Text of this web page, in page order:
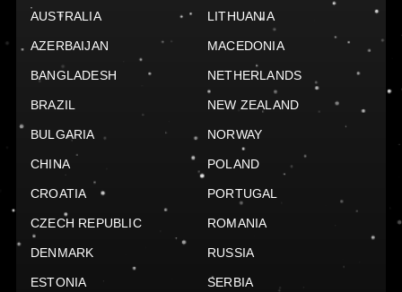
AUSTRALIA
AZERBAIJAN
BANGLADESH
BRAZIL
BULGARIA
CHINA
CROATIA
CZECH REPUBLIC
DENMARK
ESTONIA
LITHUANIA
MACEDONIA
NETHERLANDS
NEW ZEALAND
NORWAY
POLAND
PORTUGAL
ROMANIA
RUSSIA
SERBIA